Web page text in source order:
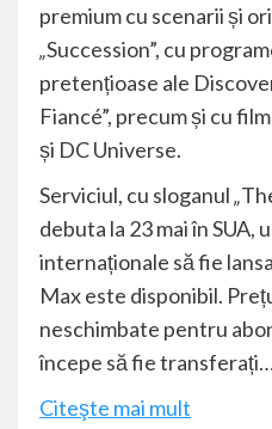
premium cu scenarii și
„Succession”, cu
pretențioase ale
Fiancé”, precum și cu
și DC Universe.
Serviciul, cu sloganul„
debuta la 23 mai în SUA,
internaționale să fie
Max este disponibil.
neschimbate pentru
începe să fie
Citeşte mai mult